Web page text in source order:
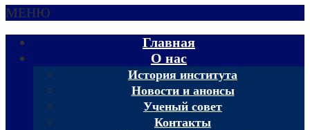
МЕНЮ
Главная
О нас
История института
Новости и анонсы
Ученый совет
Контакты